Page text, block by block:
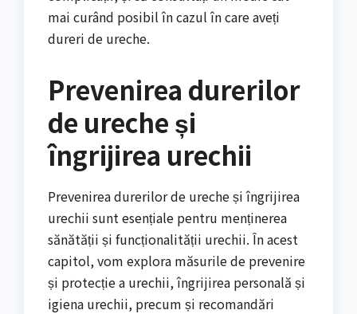
mai curând posibil în cazul în care aveți
dureri de ureche.
Prevenirea durerilor
de ureche și
îngrijirea urechii
Prevenirea durerilor de ureche și îngrijirea
urechii sunt esențiale pentru menținerea
sănătății și funcționalității urechii. În acest
capitol, vom explora măsurile de prevenire
și protecție a urechii, îngrijirea personală și
igiena urechii, precum și recomandări